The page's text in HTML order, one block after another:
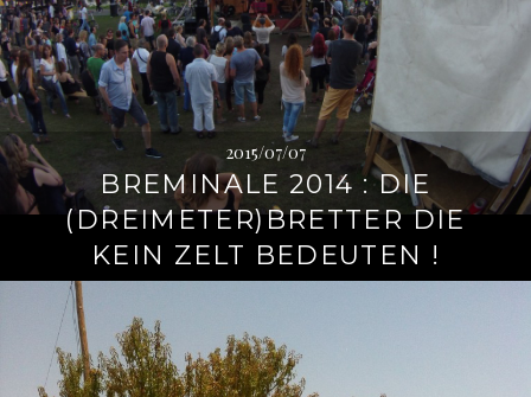
2015/07/07
BREMINALE 2014 : DIE
(DREIMETER)BRETTER DIE
KEIN ZELT BEDEUTEN !